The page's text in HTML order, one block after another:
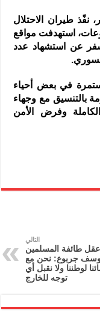
نفّذ طيران الاحتلال
استهدفت مواقع
أسفر عن استشهاد عدد
في بعض أحياء
بالتنسيق مع وجهاء
وفرض الأمن
التالي
طائفة المسلمين
جربوع: نحن مع
لوطننا ولا نقبل أي
توجه للخارج